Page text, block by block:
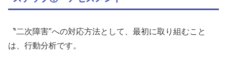
〝二次障害″への対応方法として、最初に取り組むこと
は、行動分析です。